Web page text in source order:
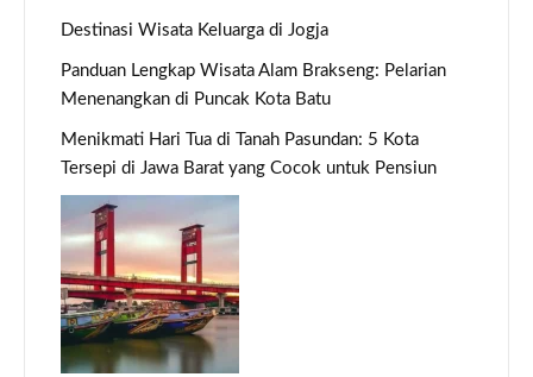
Destinasi Wisata Keluarga di Jogja
Panduan Lengkap Wisata Alam Brakseng: Pelarian
Menenangkan di Puncak Kota Batu
Menikmati Hari Tua di Tanah Pasundan: 5 Kota
Tersepi di Jawa Barat yang Cocok untuk Pensiun